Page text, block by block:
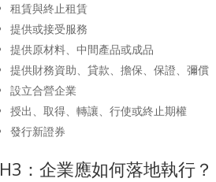
租賃與終止租賃
提供或接受服務
提供原材料、中間產品或成品
提供財務資助、貸款、擔保、保證、彌償
設立合營企業
授出、取得、轉讓、行使或終止期權
發行新證券
H3：企業應如何落地執行？